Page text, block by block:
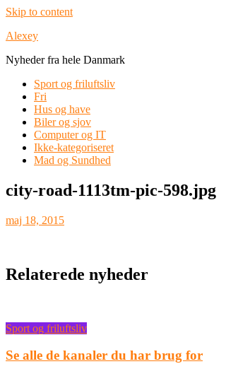
Skip to content
Alexey
Nyheder fra hele Danmark
Sport og friluftsliv
Fri
Hus og have
Biler og sjov
Computer og IT
Ikke-kategoriseret
Mad og Sundhed
city-road-1113tm-pic-598.jpg
maj 18, 2015
Relaterede nyheder
Sport og friluftsliv
Se alle de kanaler du har brug for